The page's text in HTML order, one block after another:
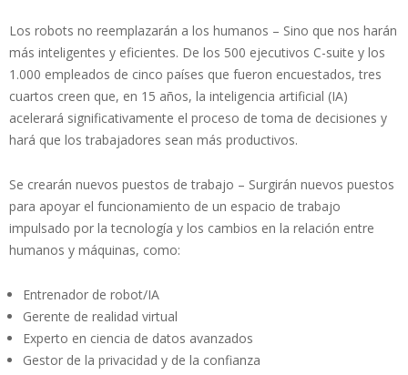
Los robots no reemplazarán a los humanos – Sino que nos harán
más inteligentes y eficientes. De los 500 ejecutivos C-suite y los
1.000 empleados de cinco países que fueron encuestados, tres
cuartos creen que, en 15 años, la inteligencia artificial (IA)
acelerará significativamente el proceso de toma de decisiones y
hará que los trabajadores sean más productivos.
Se crearán nuevos puestos de trabajo – Surgirán nuevos puestos
para apoyar el funcionamiento de un espacio de trabajo
impulsado por la tecnología y los cambios en la relación entre
humanos y máquinas, como:
Entrenador de robot/IA
Gerente de realidad virtual
Experto en ciencia de datos avanzados
Gestor de la privacidad y de la confianza